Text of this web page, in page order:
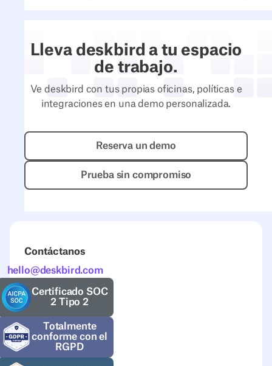
Lleva deskbird a tu espacio
de trabajo.
Ve deskbird con tus propias oficinas, políticas e
integraciones en una demo personalizada.
Reserva un demo
Prueba sin compromiso
Prueba sin compromiso
Contáctanos
hello@deskbird.com
Certificado SOC
2 Tipo 2
Totalmente
conforme con el
RGPD